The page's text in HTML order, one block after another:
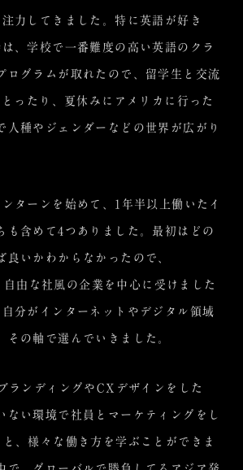
力してきました。特に英語が好き
、学校で一番難度の高い英語のクラ
ログラムが取れたので、留学生と交流
ったり、夏休みにアメリカに行った
人種やジェンダーなどの世界が広がり
ターンを始めて、1年半以上働いたイ
も含めて4つありました。最初はどの
良いかわからなかったので、
由な社風の企業を中心に受けました
分がインターネットやデジタル領域
その軸で選んでいきました。
ランディングやCXデザインをした
ない環境で社員とマーケティングをし
、様々な働き方を学ぶことができま